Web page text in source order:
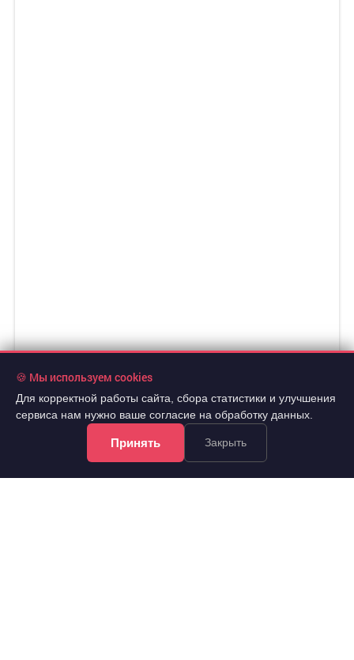
🍪 Мы используем cookies
Для корректной работы сайта, сбора статистики и улучшения
сервиса нам нужно ваше согласие на обработку данных.
Принять Закрыть